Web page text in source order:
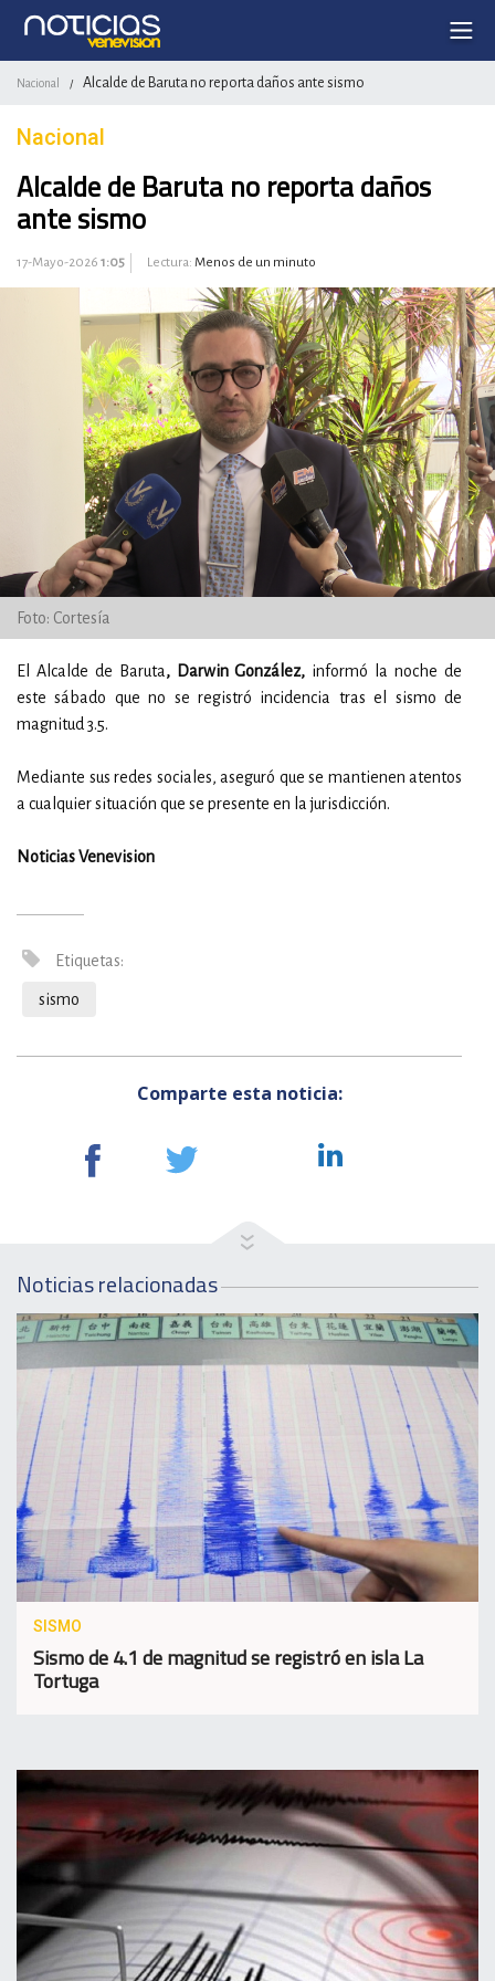
Nacional / Alcalde de Baruta no reporta daños ante sismo
Nacional
Alcalde de Baruta no reporta daños
ante sismo
17-Mayo-2026 1:05 Lectura: Menos de un minuto
Foto: Cortesía
El Alcalde de Baruta, Darwin González, informó la noche de
este sábado que no se registró incidencia tras el sismo de
magnitud 3.5.
Mediante sus redes sociales, aseguró que se mantienen atentos
a cualquier situación que se presente en la jurisdicción.
Noticias Venevision
Etiquetas:
sismo
Comparte esta noticia:
Noticias relacionadas
SISMO
Sismo de 4.1 de magnitud se registró en isla La
Tortuga